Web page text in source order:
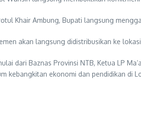
Khair Ambung, Bupati langsung
akan langsung didistribusikan ke
dari Baznas Provinsi NTB, Ketua LP
ekonomi dan pendidikan di